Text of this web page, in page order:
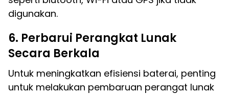
digunakan.
6. Perbarui Perangkat Lunak
Secara Berkala
Untuk meningkatkan efisiensi baterai, penting
untuk melakukan pembaruan perangat lunak